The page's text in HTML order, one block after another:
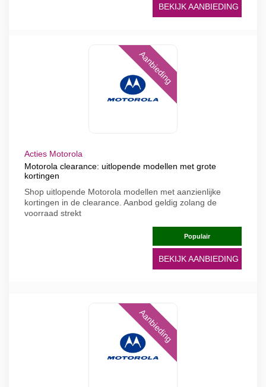
BEKIJK AANBIEDING
Aanbieding
Acties Motorola
Motorola clearance: uitlopende modellen met grote
kortingen
Shop uitlopende Motorola modellen met aanzienlijke
kortingen in de clearance. Aanbod geldig zolang de
voorraad strekt
Populair
BEKIJK AANBIEDING
Aanbieding